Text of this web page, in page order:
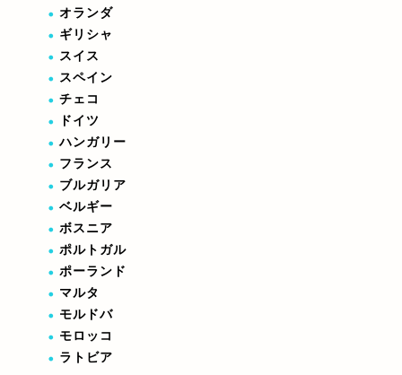
オランダ
ギリシャ
スイス
スペイン
チェコ
ドイツ
ハンガリー
フランス
ブルガリア
ベルギー
ボスニア
ポルトガル
ポーランド
マルタ
モルドバ
モロッコ
ラトビア